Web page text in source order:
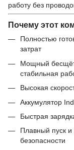
работу без
Почему этот
Полностью
затрат
Мощный
стабильная
Высокая
Аккумулятор
Быстрая
Плавный пуск
безопасности